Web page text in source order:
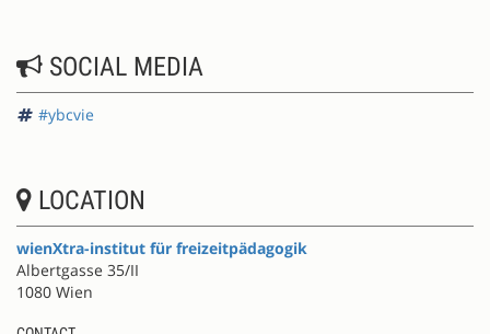
SOCIAL MEDIA
#ybcvie
LOCATION
wienXtra-institut für freizeitpädagogik
Albertgasse 35/II
1080 Wien